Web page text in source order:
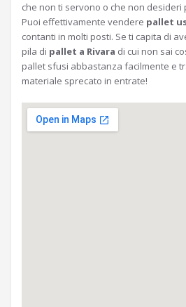
che non ti servono o che non desideri
Puoi effettivamente vendere pallet
contanti in molti posti. Se ti capita di
pila di pallet a Rivara di cui non sai
pallet sfusi abbastanza facilmente e
materiale sprecato in entrate!